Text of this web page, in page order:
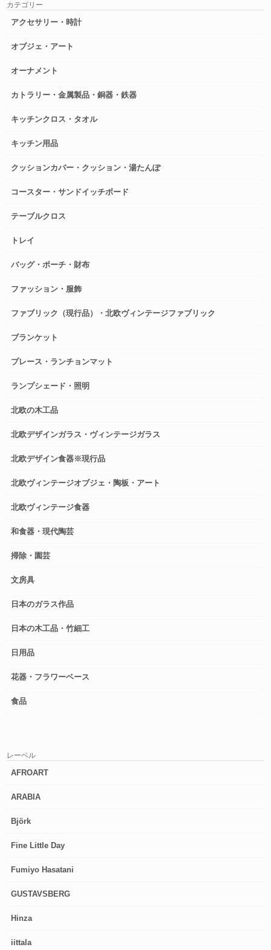
カテゴリー
アクセサリー・時計
オブジェ・アート
オーナメント
カトラリー・金属製品・銅器・鉄器
キッチンクロス・タオル
キッチン用品
クッションカバー・クッション・湯たんぽ
コースター・サンドイッチボード
テーブルクロス
トレイ
バッグ・ポーチ・財布
ファッション・服飾
ファブリック（現行品）・北欧ヴィンテージファブリック
ブランケット
プレース・ランチョンマット
ランプシェード・照明
北欧の木工品
北欧デザインガラス・ヴィンテージガラス
北欧デザイン食器※現行品
北欧ヴィンテージオブジェ・陶板・アート
北欧ヴィンテージ食器
和食器・現代陶芸
掃除・園芸
文房具
日本のガラス作品
日本の木工品・竹細工
日用品
花器・フラワーベース
食品
レーベル
AFROART
ARABIA
Björk
Fine Little Day
Fumiyo Hasatani
GUSTAVSBERG
Hinza
iittala